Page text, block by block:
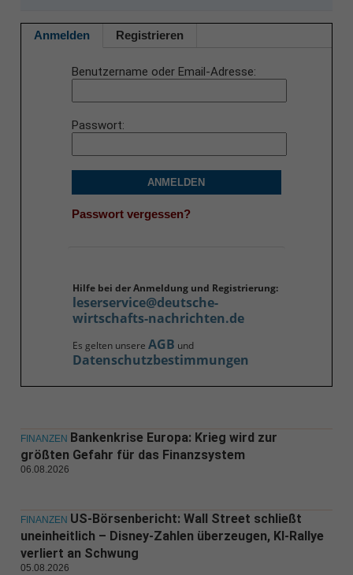
Anmelden Registrieren
Benutzername oder Email-Adresse
Passwort
ANMELDEN
Passwort vergessen?
Hilfe bei der Anmeldung und Registrierung:
leserservice@deutsche-
wirtschafts-nachrichten.de
Es gelten unsere AGB und
Datenschutzbestimmungen
FINANZEN Bankenkrise Europa: Krieg wird zur
größten Gefahr für das Finanzsystem
06.08.2026
FINANZEN US-Börsenbericht: Wall Street schließt
uneinheitlich – Disney-Zahlen überzeugen, KI-Rallye
verliert an Schwung
05.08.2026